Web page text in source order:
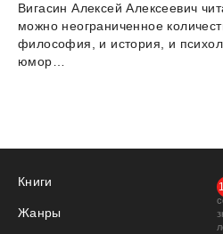
Вигасин Алексей Алексеевич
можно неограниченное
философия, и история, и
юмор…
Книги
Жанры